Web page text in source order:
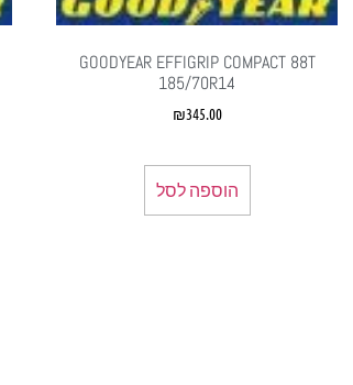
‏GOODYEAR EFFIGRIP COMPACT 88T
185/70R14
₪345.00
הוספה לסל